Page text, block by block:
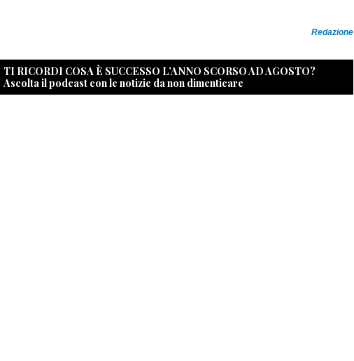
Redazione
TI RICORDI COSA È SUCCESSO L’ANNO SCORSO AD AGOSTO?
Ascolta il podcast con le notizie da non dimenticare